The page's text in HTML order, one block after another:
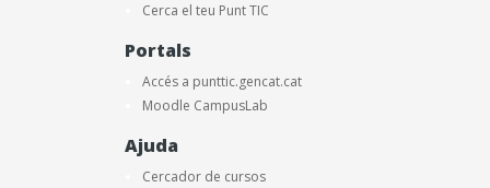
Cerca el teu Punt TIC
Portals
Accés a punttic.gencat.cat
Moodle CampusLab
Ajuda
Cercador de cursos